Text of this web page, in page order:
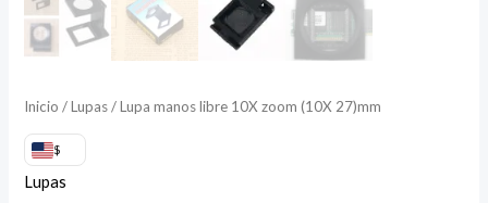
Inicio /Lupas/ Lupa manos libre 10X zoom (10X 27)mm
$
Lupas